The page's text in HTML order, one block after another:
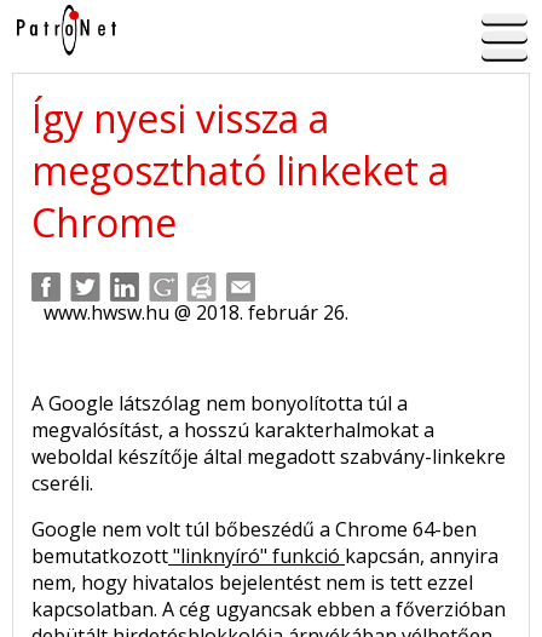
Így nyesi vissza a
megosztható linkeket a
Chrome
www.hwsw.hu @ 2018. február 26.
A Google látszólag nem bonyolította túl a
megvalósítást, a hosszú karakterhalmokat a
weboldal készítője által megadott szabvány-linkekre
cseréli.
Google nem volt túl bőbeszédű a Chrome 64-ben
bemutatkozott"linknyíró" funkció kapcsán, annyira
nem, hogy hivatalos bejelentést nem is tett ezzel
kapcsolatban. A cég ugyancsak ebben a főverzióban